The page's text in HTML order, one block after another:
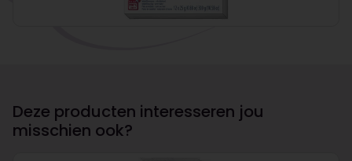
Deze producten interesseren jou
misschien ook?